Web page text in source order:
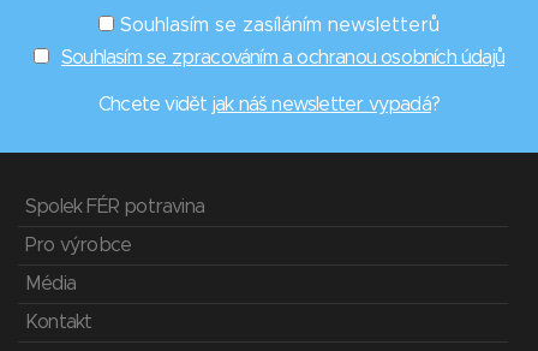
Souhlasím se zasíláním newsletterů
Souhlasím se zpracováním a ochranou osobních údajů
Chcete vidět jak náš newsletter vypadá?
Spolek FÉR potravina
Pro výrobce
Média
Kontakt